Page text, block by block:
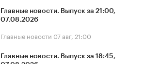
Главные новости. Выпуск за 21:00,
07.08.2026
Главные новости 07 авг, 21:00
Главные новости. Выпуск за 18:45,